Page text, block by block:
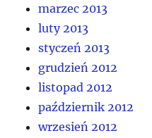
marzec 2013
luty 2013
styczeń 2013
grudzień 2012
listopad 2012
październik 2012
wrzesień 2012